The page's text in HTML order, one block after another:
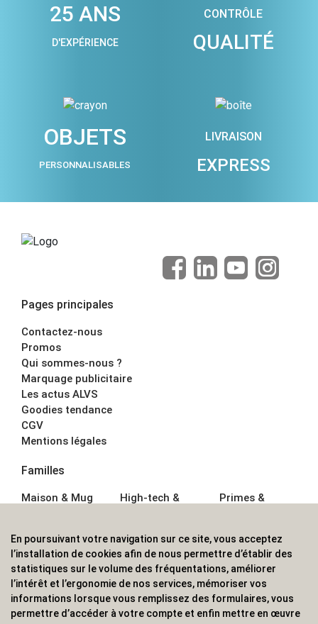
25 ANS
D'EXPÉRIENCE
CONTRÔLE
QUALITÉ
OBJETS
PERSONNALISABLES
LIVRAISON
EXPRESS
Pages principales
Contactez-nous
Promos
Qui sommes-nous ?
Marquage publicitaire
Les actus ALVS
Goodies tendance
CGV
Mentions légales
Familles
Maison & Mug
Écriture
Bagagerie sacs
High-tech &
Sport &
Outdoor
Enfant
Primes &
Boisson
Textile &
Casquette
Accessoires de
En poursuivant votre navigation sur ce site, vous acceptez
l’installation de cookies afin de nous permettre d’établir des
statistiques sur le volume des fréquentations, améliorer
l’intérêt et l’ergonomie de nos services, mémoriser vos
informations lorsque vous remplissez des formulaires, vous
permettre d’accéder à votre compte et enfin mettre en œuvre